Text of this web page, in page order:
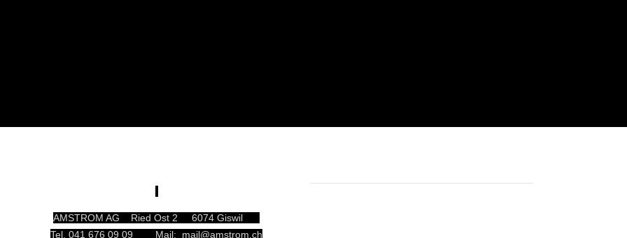
AMSTROM AG Ried Ost 2 6074 Giswil
Tel. 041 676 09 09 Mail: mail@amstrom.ch